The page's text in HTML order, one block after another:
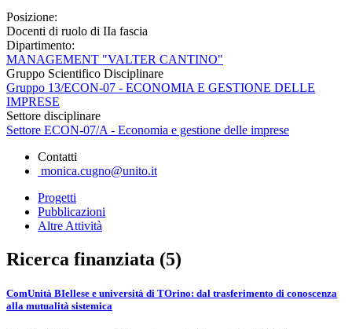
Posizione:
Docenti di ruolo di IIa fascia
Dipartimento:
MANAGEMENT "VALTER CANTINO"
Gruppo Scientifico Disciplinare
Gruppo 13/ECON-07 - ECONOMIA E GESTIONE DELLE
IMPRESE
Settore disciplinare
Settore ECON-07/A - Economia e gestione delle imprese
Contatti
monica.cugno@unito.it
Progetti
Pubblicazioni
Altre Attività
Ricerca finanziata (5)
ComUnità BIellese e università di TOrino: dal trasferimento di conoscenza
alla mutualità sistemica